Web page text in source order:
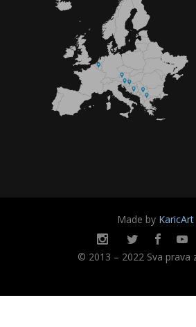
Made by KaricArt
© 2013 – 2022 Sva prava